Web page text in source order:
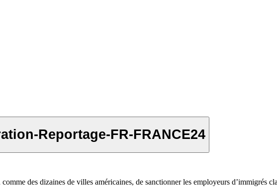
Reportage-FR-FRANCE24
des dizaines de villes américaines, de sanctionner les employeurs d’immigrés